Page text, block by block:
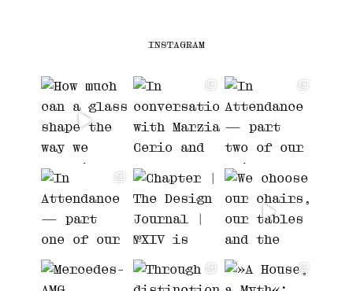
INSTAGRAM